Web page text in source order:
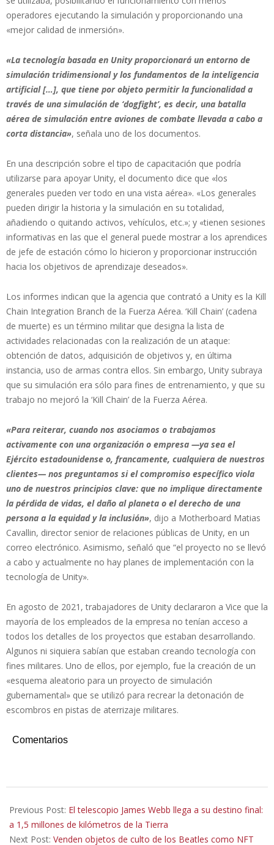
operadores ejecutando la simulación y proporcionando una
«mejor calidad de inmersión».
«La tecnología basada en Unity proporcionará un entorno de
simulación tridimensional y los fundamentos de la inteligencia
artificial […], que tiene por objeto permitir la funcionalidad a
través de una simulación de ‘dogfight’, es decir, una batalla
aérea de simulación entre aviones de combate llevada a cabo a
corta distancia», señala uno de los documentos.
En una descripción sobre el tipo de capacitación que podría
utilizarse para apoyar Unity, el documento dice que «los
generales pueden ver todo en una vista aérea». «Los generales
pueden dirigir la historia y la simulación en su totalidad,
añadiendo o quitando activos, vehículos, etc.»; y «tienen sesiones
informativas en las que el general puede mostrar a los aprendices
de jefe de estación cómo lo hicieron y proporcionar instrucción
hacia los objetivos de aprendizaje deseados».
Los informes indican que la agencia que contrató a Unity es la Kill
Chain Integration Branch de la Fuerza Aérea. ‘Kill Chain’ (cadena
de muerte) es un término militar que designa la lista de
actividades relacionadas con la realización de un ataque:
obtención de datos, adquisición de objetivos y, en última
instancia, uso de armas contra ellos. Sin embargo, Unity subraya
que su simulación era sólo para fines de entrenamiento, y que su
trabajo no mejoró la ‘Kill Chain’ de la Fuerza Aérea.
«Para reiterar, cuando nos asociamos o trabajamos
activamente con una organización o empresa —ya sea el
Ejército estadounidense o, francamente, cualquiera de nuestros
clientes— nos preguntamos si el compromiso específico viola
uno de nuestros principios clave: que no implique directamente
la pérdida de vidas, el daño al planeta o el derecho de una
persona a la equidad y la inclusión», dijo a Motherboard Matias
Cavallin, director senior de relaciones públicas de Unity, en un
correo electrónico. Asimismo, señaló que “el proyecto no se llevó
a cabo y actualmente no hay planes de implementación con la
tecnología de Unity».
En agosto de 2021, trabajadores de Unity declararon a Vice que la
mayoría de los empleados de la empresa no tenían acceso a
todos los detalles de los proyectos que estaban desarrollando.
Algunos ni siquiera sabían que estaban creando tecnología con
fines militares. Uno de ellos, por ejemplo, fue la creación de un
«esquema aleatorio para un proyecto de simulación
gubernamental» que se utilizó para recrear la detonación de
escombros en pistas de aterrizaje militares.
Comentarios
01-
26
Previous Post: El telescopio James Webb llega a su destino final:
a 1,5 millones de kilómetros de la Tierra
Next Post: Venden objetos de culto de los Beatles como NFT